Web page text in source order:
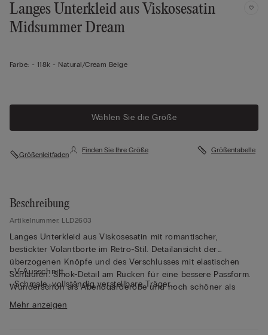
Langes Unterkleid aus Viskosesatin
Midsummer Dream
Farbe: - 118k - Natural/cream Beige
Wählen Sie die Größe
Größenleitfaden
Finden Sie Ihre Größe Größentabelle
Beschreibung
Artikelnummer: LLD2603
Langes Unterkleid aus Viskosesatin mit romantischer,
bestickter Volantborte im Retro-Stil. Detailansicht der
überzogenen Knöpfe und des Verschlusses mit elastischen
Schlaufen. Smok-Detail am Rücken für eine bessere Passform.
Wunderschön als Abendgarderobe und noch schöner als
Kleid.
• V-Ausschnitt
• Schmale, vollständig verstellbare Träger
• Das Model ist 175 cm groß und trägt Größe 2 / S
Mehr anzeigen